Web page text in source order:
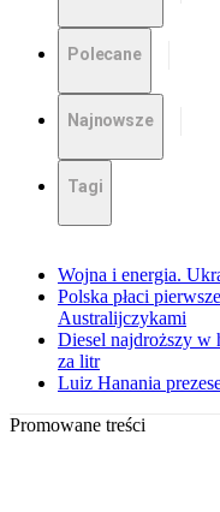
Polecane
Najnowsze
Tagi
Wojna i energia.
Polska płaci
Australijczykami
Diesel najdroższy w
za litr
Luiz Hanania
Promowane treści